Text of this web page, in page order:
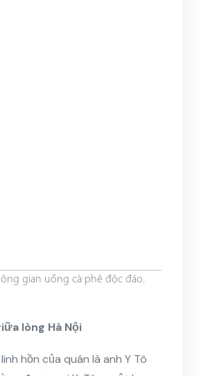
gian uống cà phê độc đáo.
lòng Hà Nội
hồn của quán là anh Y Tô